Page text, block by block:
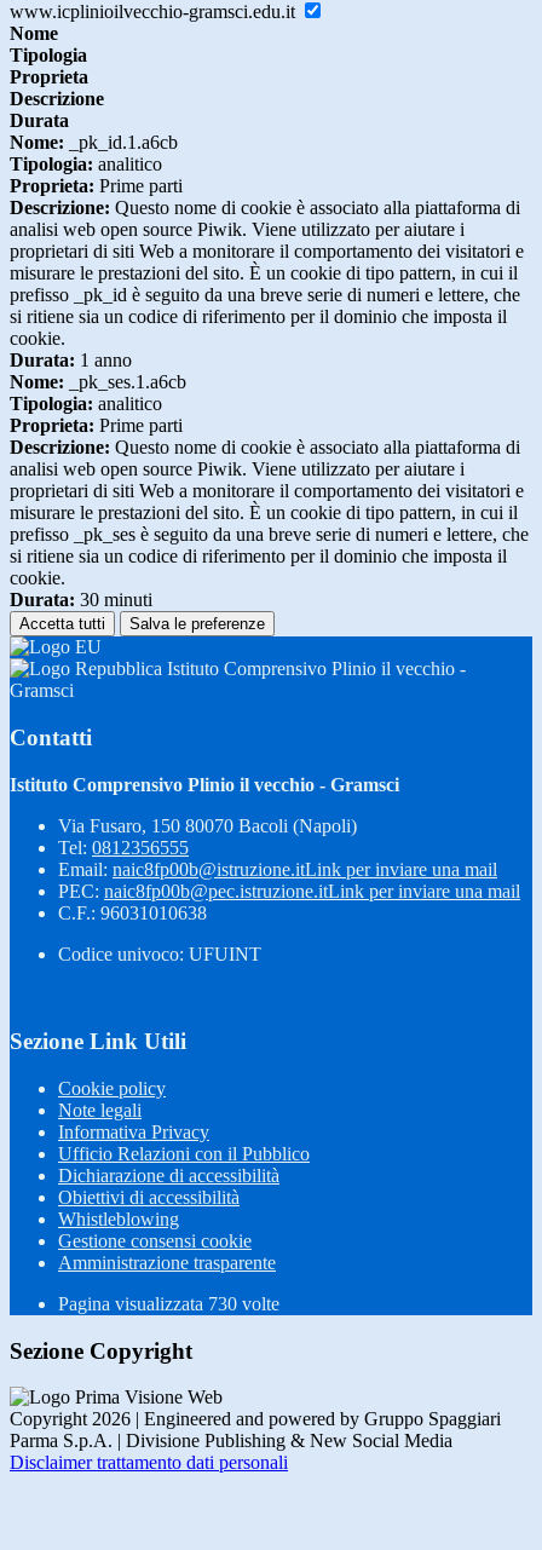
www.icplinioilvecchio-gramsci.edu.it
Nome
Tipologia
Proprieta
Descrizione
Durata
Nome: _pk_id.1.a6cb
Tipologia: analitico
Proprieta: Prime parti
Descrizione: Questo nome di cookie è associato alla piattaforma di
analisi web open source Piwik. Viene utilizzato per aiutare i
proprietari di siti Web a monitorare il comportamento dei visitatori e
misurare le prestazioni del sito. È un cookie di tipo pattern, in cui il
prefisso _pk_id è seguito da una breve serie di numeri e lettere, che
si ritiene sia un codice di riferimento per il dominio che imposta il
cookie.
Durata: 1 anno
Nome: _pk_ses.1.a6cb
Tipologia: analitico
Proprieta: Prime parti
Descrizione: Questo nome di cookie è associato alla piattaforma di
analisi web open source Piwik. Viene utilizzato per aiutare i
proprietari di siti Web a monitorare il comportamento dei visitatori e
misurare le prestazioni del sito. È un cookie di tipo pattern, in cui il
prefisso _pk_ses è seguito da una breve serie di numeri e lettere, che
si ritiene sia un codice di riferimento per il dominio che imposta il
cookie.
Durata: 30 minuti
Accetta tutti Salva le preferenze
Istituto Comprensivo Plinio il vecchio -
Gramsci
Contatti
Istituto Comprensivo Plinio il vecchio - Gramsci
Via Fusaro, 150 80070 Bacoli (Napoli)
Tel: 0812356555
Email: naic8fp00b@istruzione.itLink per inviare una mail
PEC: naic8fp00b@pec.istruzione.itLink per inviare una mail
C.F.: 96031010638
Codice univoco: UFUINT
Sezione Link Utili
Cookie policy
Note legali
Informativa Privacy
Ufficio Relazioni con il Pubblico
Dichiarazione di accessibilità
Obiettivi di accessibilità
Whistleblowing
Gestione consensi cookie
Amministrazione trasparente
Pagina visualizzata 730 volte
Sezione Copyright
Copyright 2026 | Engineered and powered by Gruppo Spaggiari
Parma S.p.A. | Divisione Publishing & New Social Media
Disclaimer trattamento dati personali